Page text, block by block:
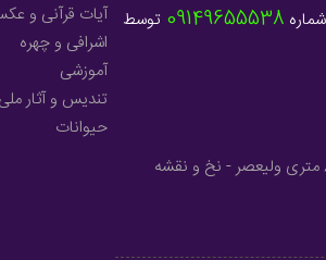
09149655538 توسط
آدرس : آذربایجان شرقی - شهرستان میانه - خیابان فرهنگ - 8 متری ولیعصر - نخ و نقشه
آیات قرآنی و
اشرافی و چهره
آموزشی
تندیس و آثار ملی
حیوانات